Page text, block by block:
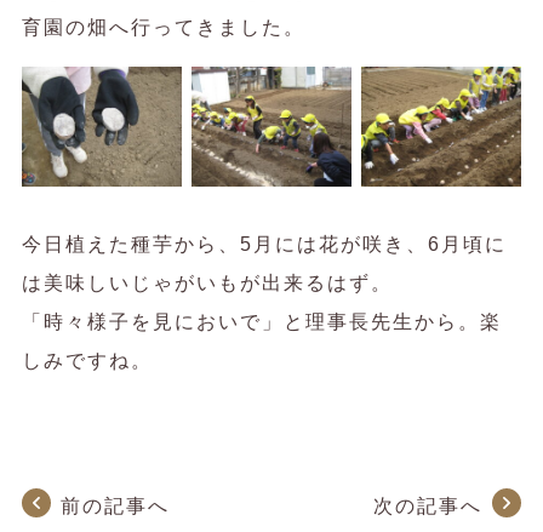
育園の畑へ行ってきました。
今日植えた種芋から、5月には花が咲き、6月頃に
は美味しいじゃがいもが出来るはず。
「時々様子を見においで」と理事長先生から。楽
しみですね。
前の記事へ 次の記事へ